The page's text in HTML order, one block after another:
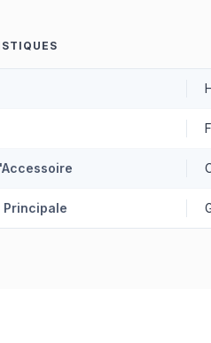
Principale